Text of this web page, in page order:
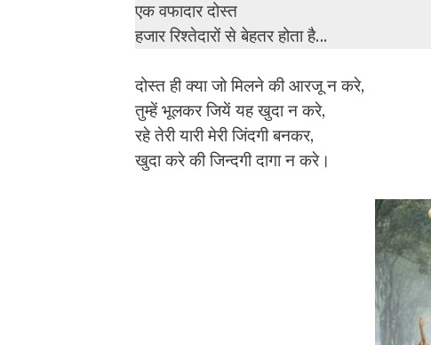
एक वफादार दोस्त
हजार रिश्तेदारों से बेहतर होता है…
दोस्त ही क्या जो मिलने की आरजू न करे,
तुम्हें भूलकर जियें यह खुदा न करे,
रहे तेरी यारी मेरी जिंदगी बनकर,
खुदा करे की जिन्दगी दागा न करे।